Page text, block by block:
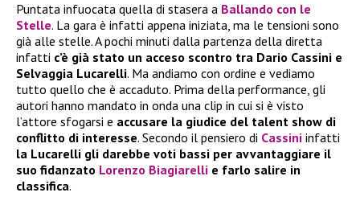
Puntata infuocata quella di stasera a Ballando con le
Stelle. La gara è infatti appena iniziata, ma le tensioni sono
già alle stelle. A pochi minuti dalla partenza della diretta
infatti c’è già stato un acceso scontro tra Dario Cassini e
Selvaggia Lucarelli. Ma andiamo con ordine e vediamo
tutto quello che è accaduto. Prima della performance, gli
autori hanno mandato in onda una clip in cui si è visto
l’attore sfogarsi e accusare la giudice del talent show di
conflitto di interesse. Secondo il pensiero di Cassini infatti
la Lucarelli gli darebbe voti bassi per avvantaggiare il
suo fidanzato Lorenzo Biagiarelli e farlo salire in
classifica.